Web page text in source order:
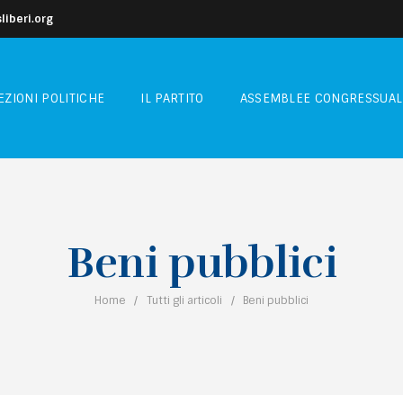
POLITICHE IL PARTITO ASSEMBLEE
Beni pubblici
Home Tutti gli articoli Beni pubblici